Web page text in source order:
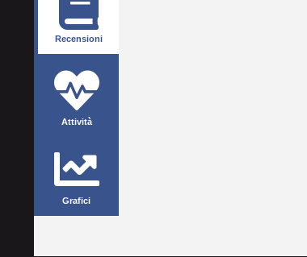
Recensioni
Attività
Grafici